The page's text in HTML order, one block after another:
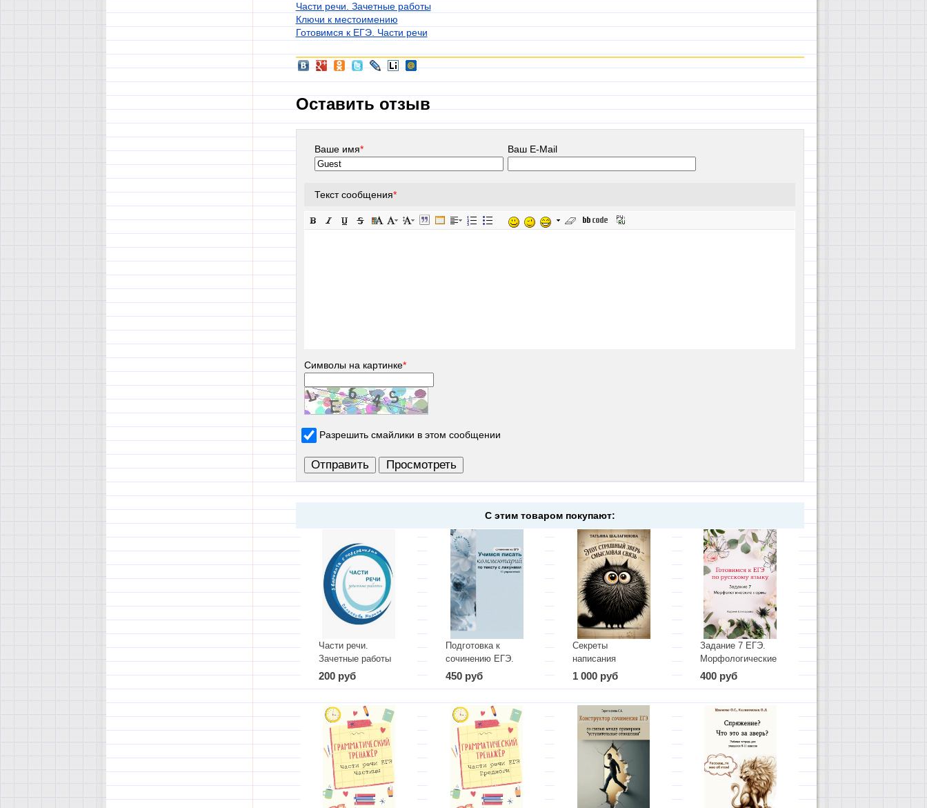
Части речи. Зачетные работы
Ключи к местоимению
Готовимся к ЕГЭ. Части речи
Оставить отзыв
Ваше имя* Ваш E-Mail
Текст сообщения*
Символы на картинке*
Разрешить смайлики в этом сообщении
С этим товаром покупают:
Части речи.
Зачетные работы
200 руб
Подготовка к
сочинению ЕГЭ.
Учимся писать
комментарий по
450 руб
Секреты
написания
сочинения. Анализ
смысловой связи
1 000 руб
Задание 7 ЕГЭ.
Морфологические
нормы
400 руб